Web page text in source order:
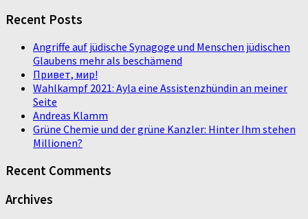
Recent Posts
Angriffe auf jüdische Synagoge und Menschen jüdischen
Glaubens mehr als beschämend
Привет, мир!
Wahlkampf 2021: Ayla eine Assistenzhündin an meiner
Seite
Andreas Klamm
Grüne Chemie und der grüne Kanzler: Hinter Ihm stehen
Millionen?
Recent Comments
Archives